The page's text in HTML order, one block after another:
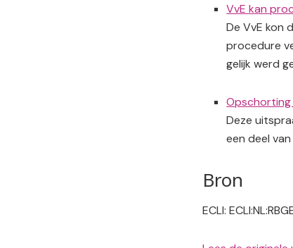
VvE kan
De VvE kon
procedure
gelijk werd
Opschorting
Deze
een deel
Bron
ECLI: